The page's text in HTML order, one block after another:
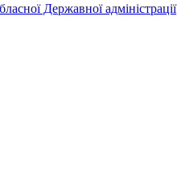
Державної адміністрації